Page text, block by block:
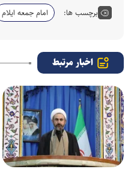
برچسب ها: امام جمعه ایلام
اخبار مرتبط